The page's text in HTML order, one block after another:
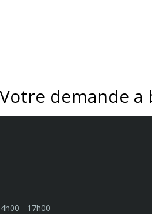
Votre demande
- 17h00